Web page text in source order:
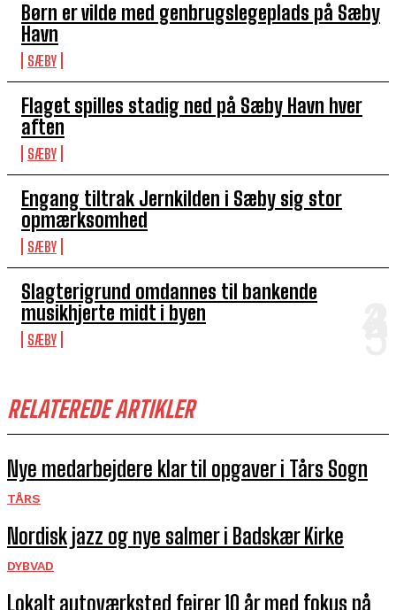
Børn er vilde med genbrugslegeplads på Sæby
Havn
SÆBY
Flaget spilles stadig ned på Sæby Havn hver
aften
SÆBY
Engang tiltrak Jernkilden i Sæby sig stor
opmærksomhed
SÆBY
Slagterigrund omdannes til bankende
musikhjerte midt i byen
SÆBY
RELATEREDE ARTIKLER
Nye medarbejdere klar til opgaver i Tårs Sogn
TÅRS
Nordisk jazz og nye salmer i Badskær Kirke
DYBVAD
Lokalt autoværksted fejrer 10 år med fokus på